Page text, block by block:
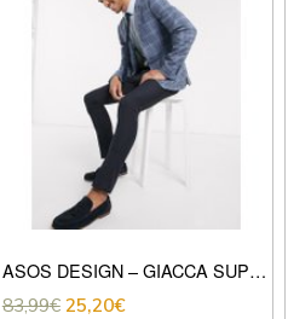
ASOS DESIGN – GIACCA SUPER SKINNY IN MISTO LANA BLU A QUADRI
83,99€ 25,20€